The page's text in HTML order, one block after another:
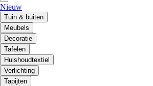
Nieuw
Tuin & buiten
Meubels
Decoratie
Tafelen
Huishoudtextiel
Verlichting
Tapijten